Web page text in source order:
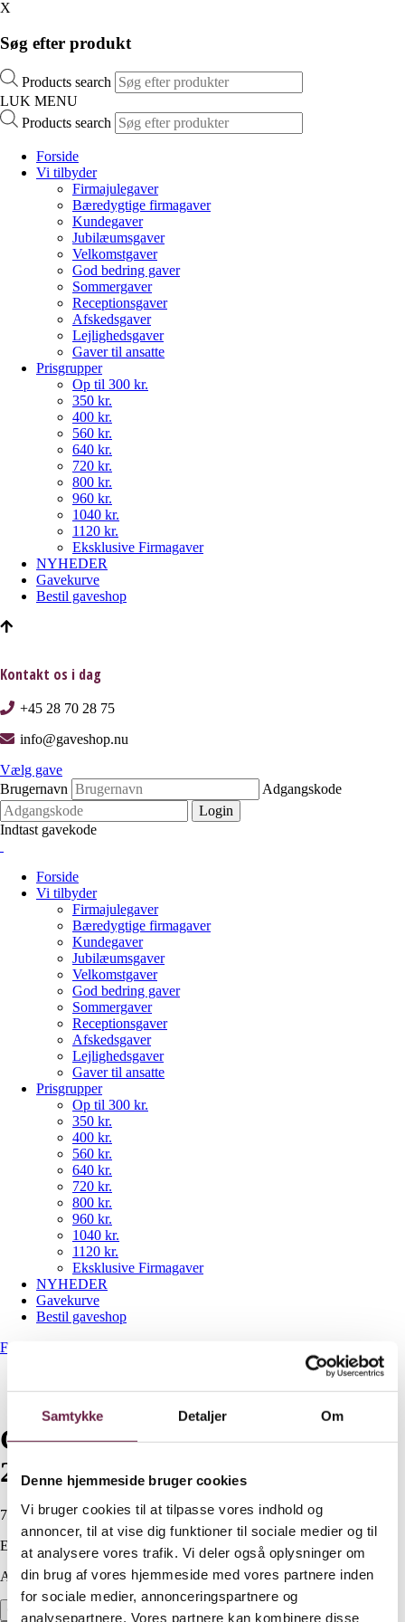
Samtykke Detaljer Om
Denne hjemmeside bruger cookies
Vi bruger cookies til at tilpasse vores indhold og
annoncer, til at vise dig funktioner til sociale medier og til
at analysere vores trafik. Vi deler også oplysninger om
din brug af vores hjemmeside med vores partnere inden
for sociale medier, annonceringspartnere og
analysepartnere. Vores partnere kan kombinere disse
X
Søg efter produkt
Products search
LUK MENU
Products search
Forside
Vi tilbyder
Firmajulegaver
Bæredygtige firmagaver
Kundegaver
Jubilæumsgaver
Velkomstgaver
God bedring gaver
Sommergaver
Receptionsgaver
Afskedsgaver
Lejlighedsgaver
Gaver til ansatte
Prisgrupper
Op til 300 kr.
350 kr.
400 kr.
560 kr.
640 kr.
720 kr.
800 kr.
960 kr.
1040 kr.
1120 kr.
Eksklusive Firmagaver
NYHEDER
Gavekurve
Bestil gaveshop
Kontakt os i dag
+45 28 70 28 75
info@gaveshop.nu
Vælg gave
Brugernavn
Adgangskode
Login
Indtast gavekode
Forside
Vi tilbyder
Firmajulegaver
Bæredygtige firmagaver
Kundegaver
Jubilæumsgaver
Velkomstgaver
God bedring gaver
Sommergaver
Receptionsgaver
Afskedsgaver
Lejlighedsgaver
Gaver til ansatte
Prisgrupper
Op til 300 kr.
350 kr.
400 kr.
560 kr.
640 kr.
720 kr.
800 kr.
960 kr.
1040 kr.
1120 kr.
Eksklusive Firmagaver
NYHEDER
Gavekurve
Bestil gaveshop
Forside
Georg Jensen Bernadotte kande
2,2 L
720,00DKK
Ekskl. moms
Available on backorder
Georg Jensen Bernadotte kande 2,2 L antal